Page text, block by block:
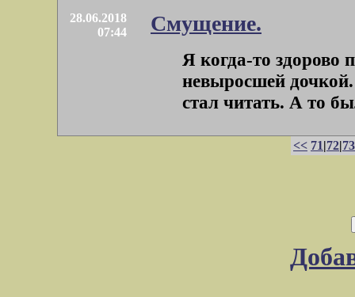
28.06.2018
07:44
Смущение.
Я когда-то здорово
невыросшей
стал читать. А то
<< 71|72|73